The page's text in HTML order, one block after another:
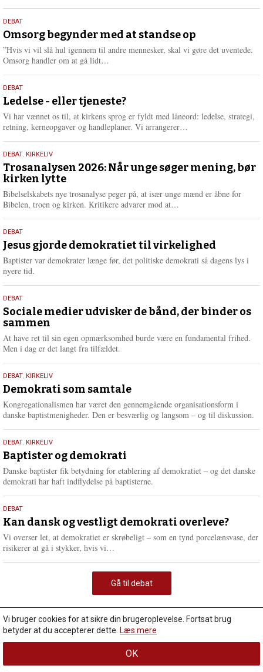
e
e
9.
juli
2026
DEBAT
Omsorg begynder med at standse op
”Hvis vi vil slå hul igennem til andre mennesker, skal vi gøre det uventede.
Omsorg handler om at gå lidt…
e
e
10.
juni
2026
DEBAT
Ledelse - eller tjeneste?
Vi har vænnet os til, at kirkens sprog er fyldt med låneord: ledelse, strategi,
retning, kerneopgaver og handleplaner. Vi arrangerer…
e
2.
juni
2026
DEBAT, KIRKELIV
Trosanalysen 2026: Når unge søger mening, bør
kirken lytte
Bibelselskabets nye trosanalyse peger på, at især unge mænd er åbne for
Bibelen, troen og kirken. Kritikere advarer mod at…
e
e
18.
maj
2026
DEBAT
Jesus gjorde demokratiet til virkelighed
Baptister var demokrater længe før, det politiske demokrati så dagens lys i
nyere tid.
18.
maj
2026
DEBAT
Sociale medier udvisker de bånd, der binder os
sammen
At have ret til sin egen opmærksomhed burde være en fundamental frihed.
Men i dag er det langt fra tilfældet.
18.
maj
2026
DEBAT, KIRKELIV
Demokrati som samtale
Kongregationalismen har været den gennemgående organisationsform i
danske baptistmenigheder. Den er besværlig og langsom – og til diskussion.
18.
maj
2026
DEBAT, KIRKELIV
Baptister og demokrati
Danske baptister fik betydning for etablering af demokratiet – og det danske
demokrati har haft indflydelse på baptisterne.
18.
maj
2026
DEBAT
Kan dansk og vestligt demokrati overleve?
Vi overser let, at demokratiet er skrøbeligt – som en tynd porcelænsvase, der
risikerer at gå i stykker, hvis vi…
m
e
e
Gå til debat
Vi bruger cookies for at sikre din brugeroplevelse. Fortsat brug
betyder at du accepterer dette. Læs mere
OK